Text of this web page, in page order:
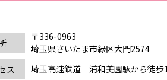
〒336-0963
埼玉県さいたま市緑区大門2574
ス
埼玉高速鉄道 浦和美園駅から徒歩